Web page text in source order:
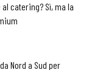
catering? Sì, ma la
Nord a Sud per